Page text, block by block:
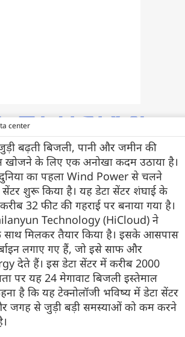
center
बढ़ती बिजली, पानी और जमीन की
खोजने के लिए एक अनोखा कदम उठाया है।
का पहला Wind Power से चलने
सेंटर शुरू किया है। यह डेटा सेंटर शंघाई के
32 फीट की गहराई पर बनाया गया है।
Technology (HiCloud) ने
साथ मिलकर तैयार किया है। इसके आसपास
लगाए गए हैं, जो इसे साफ और
देते हैं। इस डेटा सेंटर में करीब 2000
पर यह 24 मेगावाट बिजली इस्तेमाल
है कि यह टेक्नोलॉजी भविष्य में डेटा सेंटर
जगह से जुड़ी बड़ी समस्याओं को कम करने